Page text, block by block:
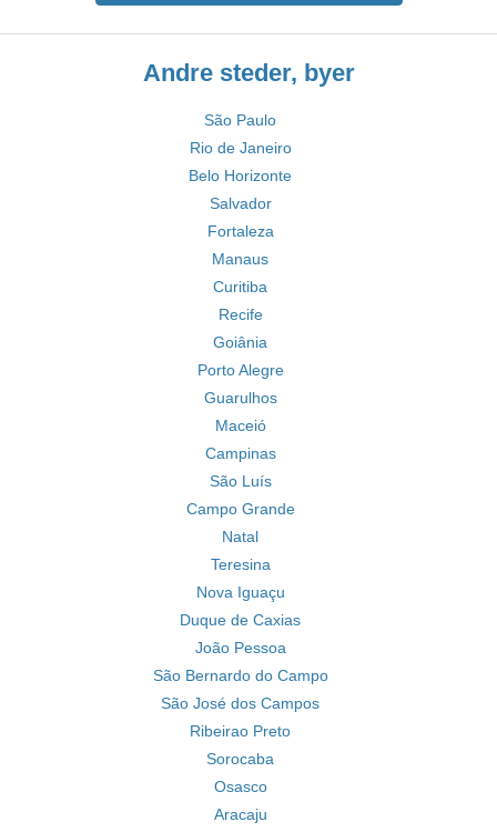
Andre steder, byer
São Paulo
Rio de Janeiro
Belo Horizonte
Salvador
Fortaleza
Manaus
Curitiba
Recife
Goiânia
Porto Alegre
Guarulhos
Maceió
Campinas
São Luís
Campo Grande
Natal
Teresina
Nova Iguaçu
Duque de Caxias
João Pessoa
São Bernardo do Campo
São José dos Campos
Ribeirao Preto
Sorocaba
Osasco
Aracaju